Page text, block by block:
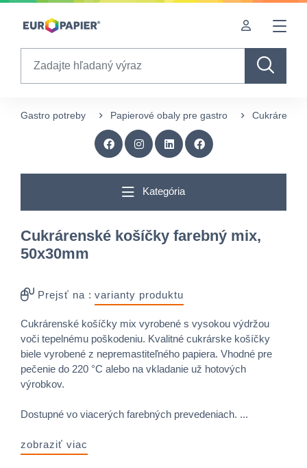
Table Of Content
Doplnkové produkty
Zaujímavé produkty pre Vás
Gastro potreby Papierové obaly pre gastro
Kategória
Cukrárenské košíčky farebný mix,
50x30mm
Prejsť na : varianty produktu
Cukrárenské košíčky mix vyrobené s vysokou výdržou
voči tepelnému poškodeniu. Kvalitné cukrárske košíčky
biele vyrobené z nepremastiteľného papiera. Vhodné pre
pečenie do 220 °C alebo na vkladanie už hotových
výrobkov.
Dostupné vo viacerých farebných prevedeniach. ...
zobraziť viac